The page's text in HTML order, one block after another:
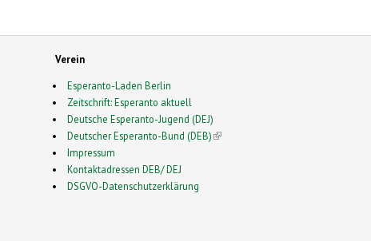
Verein
Esperanto-Laden Berlin
Zeitschrift: Esperanto aktuell
Deutsche Esperanto-Jugend (DEJ)
Deutscher Esperanto-Bund (DEB)(link is external)
Impressum
Kontaktadressen DEB/ DEJ
DSGVO-Datenschutzerklärung